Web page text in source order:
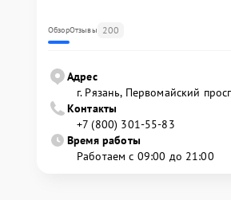
ОбзорОтзывы 200
Адрес
г. Рязань, Первомайский
Контакты
+7 (800) 301-55-83
Время работы
Работаем с 09:00 до 21:00